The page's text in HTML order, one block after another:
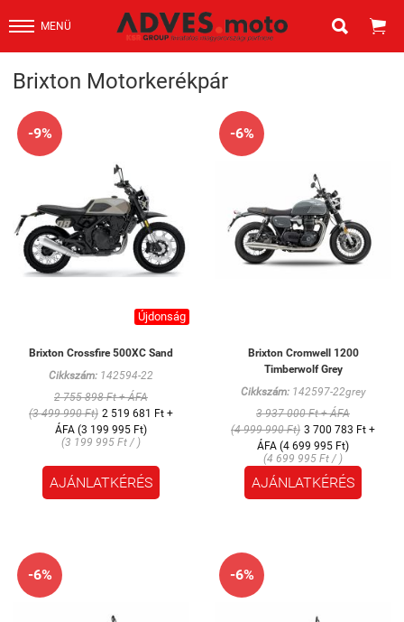
MENÜ  
Brixton Motorkerékpár
-9%
Újdonság
Brixton Crossfire 500XC Sand
Cikkszám: 142594-22
2 755 898 Ft + ÁFA
(3 499 990 Ft) 2 519 681 Ft +
ÁFA (3 199 995 Ft)
(3 199 995 Ft / )
AJÁNLATKÉRÉS
-6%
Brixton Cromwell 1200
Timberwolf Grey
Cikkszám:142597-22grey
3 937 000 Ft + ÁFA
(4 999 990 Ft) 3 700 783 Ft +
ÁFA (4 699 995 Ft)
(4 699 995 Ft / )
AJÁNLATKÉRÉS
-6% -6%